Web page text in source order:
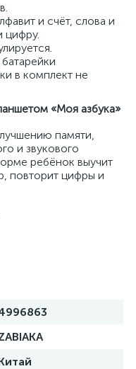
и счёт, слова и
цифру.
в комплект не
«Моя азбука»
памяти,
и звукового
ребёнок выучит
повторит цифры и